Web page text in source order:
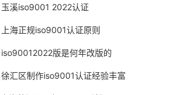
玉溪iso9001 2022认证
上海正规iso9001认证原则
iso90012022版是何年改版的
徐汇区制作iso9001认证经验丰富